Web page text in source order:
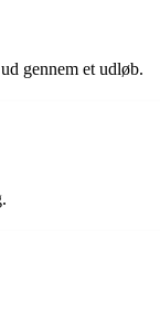
gennem et udløb.